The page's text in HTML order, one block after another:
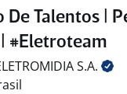
De Talentos |
#Eletroteam
S.A.